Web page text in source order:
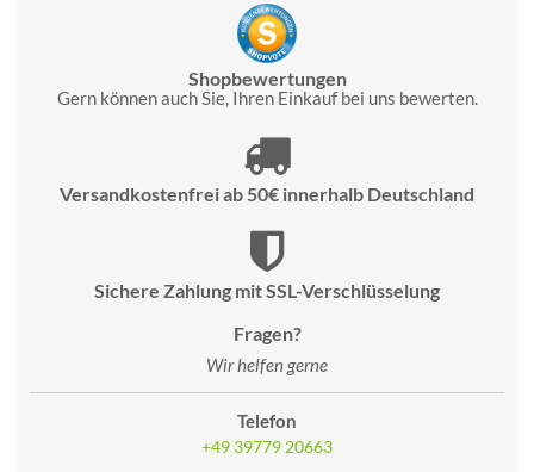
Shopbewertungen
Gern können auch Sie, Ihren Einkauf bei uns bewerten.
Versandkostenfrei ab 50€ innerhalb Deutschland
Sichere Zahlung mit SSL-Verschlüsselung
Fragen?
Wir helfen gerne
Telefon
+49 39779 20663